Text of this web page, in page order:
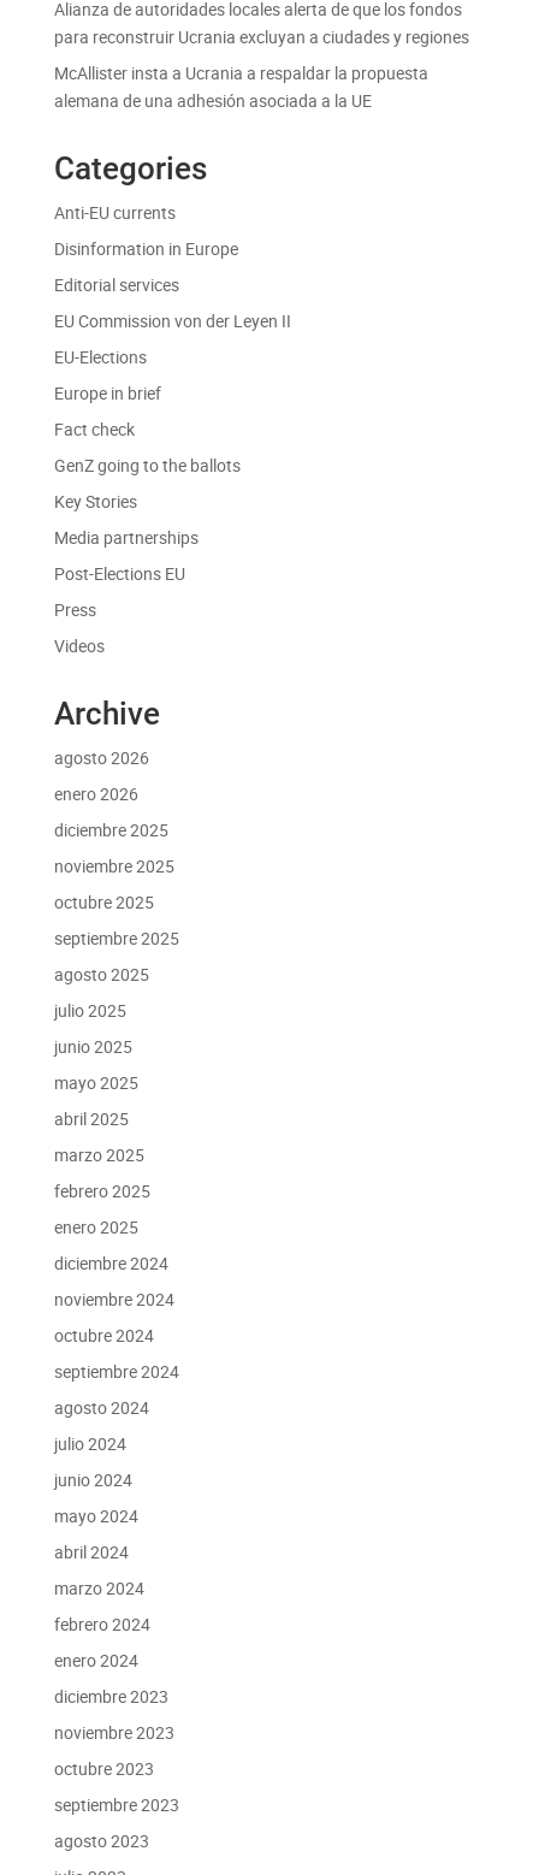
Alianza de autoridades locales alerta de que los fondos
para reconstruir Ucrania excluyan a ciudades y regiones
McAllister insta a Ucrania a respaldar la propuesta
alemana de una adhesión asociada a la UE
Categories
Anti-EU currents
Disinformation in Europe
Editorial services
EU Commission von der Leyen II
EU-Elections
Europe in brief
Fact check
GenZ going to the ballots
Key Stories
Media partnerships
Post-Elections EU
Press
Videos
Archive
agosto 2026
enero 2026
diciembre 2025
noviembre 2025
octubre 2025
septiembre 2025
agosto 2025
julio 2025
junio 2025
mayo 2025
abril 2025
marzo 2025
febrero 2025
enero 2025
diciembre 2024
noviembre 2024
octubre 2024
septiembre 2024
agosto 2024
julio 2024
junio 2024
mayo 2024
abril 2024
marzo 2024
febrero 2024
enero 2024
diciembre 2023
noviembre 2023
octubre 2023
septiembre 2023
agosto 2023